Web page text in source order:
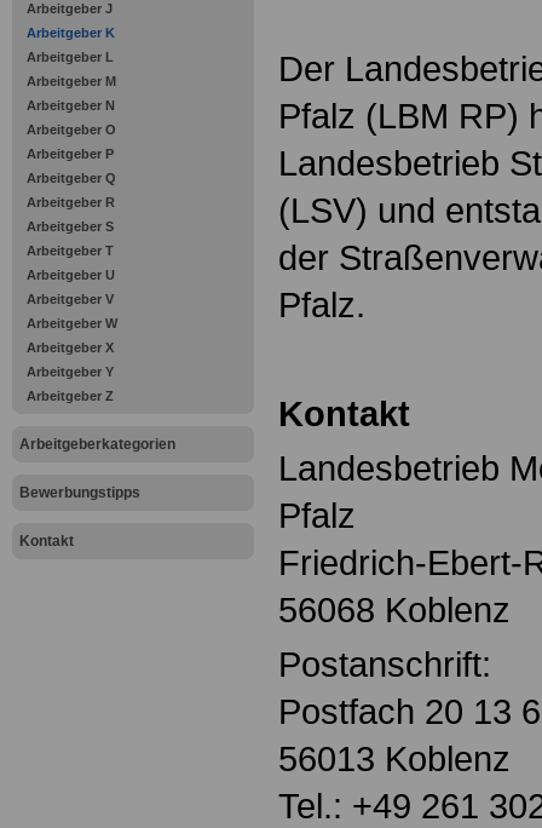
Arbeitgeber J
Arbeitgeber K
Arbeitgeber L
Arbeitgeber M
Arbeitgeber N
Arbeitgeber O
Arbeitgeber P
Arbeitgeber Q
Arbeitgeber R
Arbeitgeber S
Arbeitgeber T
Arbeitgeber U
Arbeitgeber V
Arbeitgeber W
Arbeitgeber X
Arbeitgeber Y
Arbeitgeber Z
Arbeitgeberkategorien
Bewerbungstipps
Kontakt
Der
Pfalz (LBM RP)
Landesbetrieb
(LSV) und
der
Pfalz.
Kontakt
Landesbetrieb
Pfalz
Friedrich-Ebert-
56068 Koblenz
Postanschrift:
Postfach 20 13
56013 Koblenz
Tel.: +49 261